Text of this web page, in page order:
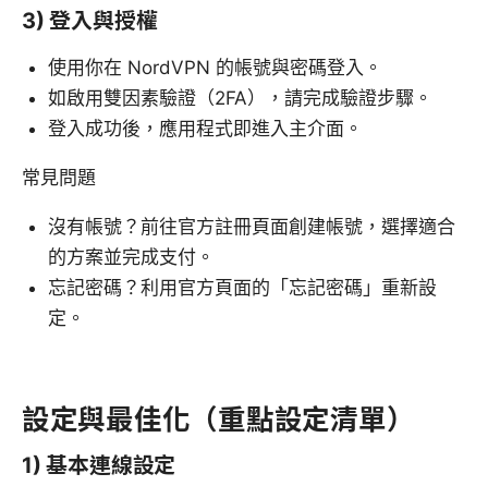
3) 登入與授權
使用你在 NordVPN 的帳號與密碼登入。
如啟用雙因素驗證（2FA），請完成驗證步驟。
登入成功後，應用程式即進入主介面。
常見問題
沒有帳號？前往官方註冊頁面創建帳號，選擇適合
的方案並完成支付。
忘記密碼？利用官方頁面的「忘記密碼」重新設
定。
設定與最佳化（重點設定清單）
1) 基本連線設定